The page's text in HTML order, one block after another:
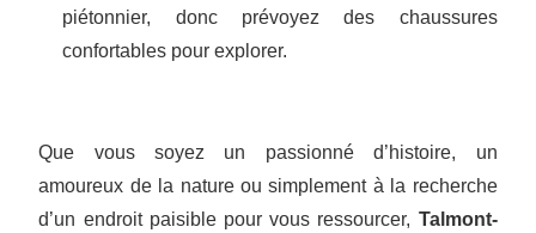
piétonnier, donc prévoyez des chaussures
confortables pour explorer.
Que vous soyez un passionné d’histoire, un
amoureux de la nature ou simplement à la recherche
d’un endroit paisible pour vous ressourcer, Talmont-